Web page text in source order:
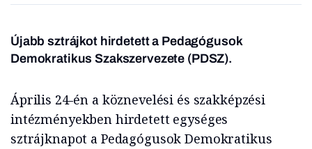
Újabb sztrájkot hirdetett a Pedagógusok
Demokratikus Szakszervezete (PDSZ).
Április 24-én a köznevelési és szakképzési
intézményekben hirdetett egységes
sztrájknapot a Pedagógusok Demokratikus